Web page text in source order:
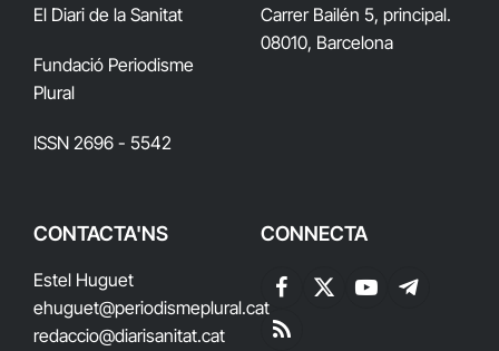
El Diari de la Sanitat
Fundació Periodisme
Plural
ISSN 2696 - 5542
Carrer Bailén 5, principal.
08010, Barcelona
CONTACTA'NS
Estel Huguet
ehuguet@periodismeplural.cat
redaccio@diarisanitat.cat
CONNECTA
Facebook
X
YouTubeTelegram
RSS